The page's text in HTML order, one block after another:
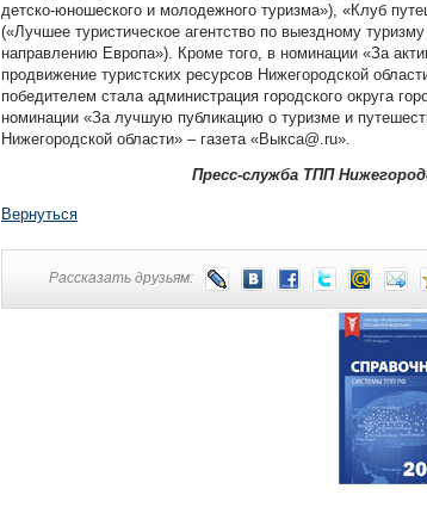
детско-юношеского и молодежного туризма»), «Клуб
(«Лучшее туристическое агентство по выездному
направлению Европа»). Кроме того, в номинации «За
продвижение туристских ресурсов Нижегородской
победителем стала администрация городского округа
номинации «За лучшую публикацию о туризме и
Нижегородской области» – газета «Выкса@.ru».
Пресс-служба ТПП
Вернуться
Рассказать друзьям: